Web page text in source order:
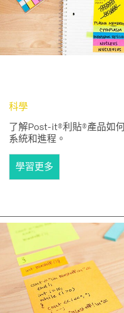
科學
了解Post-it®利貼®產品如
系統和進程。
學習更多